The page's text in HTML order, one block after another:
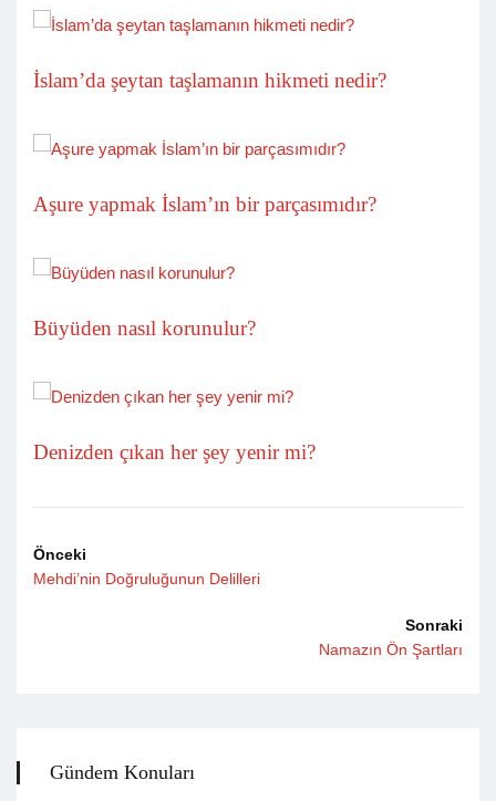
İslam’da şeytan taşlamanın hikmeti nedir?
Aşure yapmak İslam’ın bir parçasımıdır?
Büyüden nasıl korunulur?
Denizden çıkan her şey yenir mi?
Önceki
Mehdi’nin Doğruluğunun Delilleri
Sonraki
Namazın Ön Şartları
Gündem Konuları